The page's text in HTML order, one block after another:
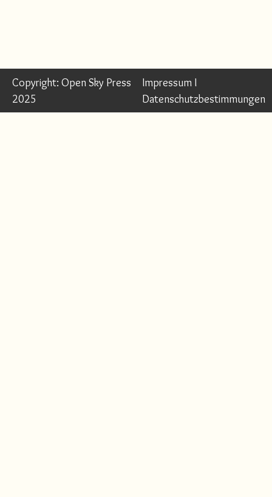
Copyright: Open Sky Press
2025
Impressum I
Datenschutzbestimmungen